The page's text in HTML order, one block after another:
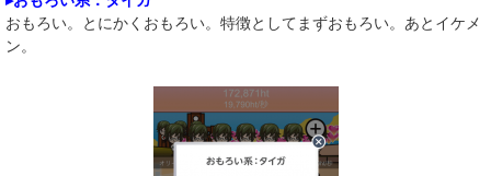
おもろい。とにかくおもろい。特徴としてまずおもろい。あとイケメ
ン。